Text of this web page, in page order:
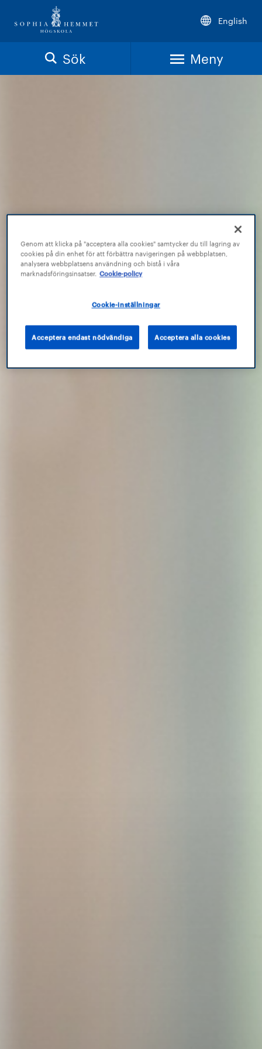
English
Sök Meny
Genom att klicka på "acceptera alla cookies" samtycker du till lagring av
cookies på din enhet för att förbättra navigeringen på webbplatsen,
analysera webbplatsens användning och bistå i våra
marknadsföringsinsatser. Cookie-policy
Cookie-inställningar
Acceptera endast nödvändiga Acceptera alla cookies